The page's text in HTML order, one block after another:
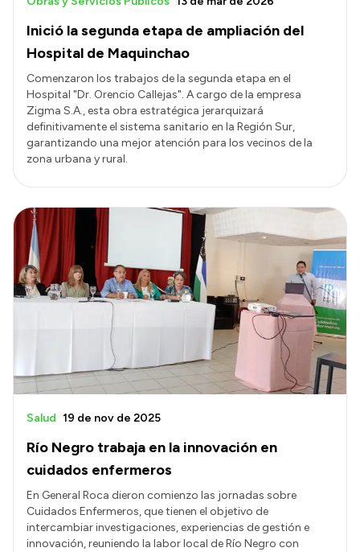
Inició la segunda etapa de ampliación del
Hospital de Maquinchao
Comenzaron los trabajos de la segunda etapa en el
Hospital "Dr. Orencio Callejas". A cargo de la empresa
Zigma S.A., esta obra estratégica jerarquizará
definitivamente el sistema sanitario en la Región Sur,
garantizando una mejor atención para los vecinos de la
zona urbana y rural.
Río Negro trabaja en la innovación en
cuidados enfermeros
Salud 19 de nov de 2025
En General Roca dieron comienzo las jornadas sobre
Cuidados Enfermeros, que tienen el objetivo de
intercambiar investigaciones, experiencias de gestión e
innovación, reuniendo la labor local de Río Negro con